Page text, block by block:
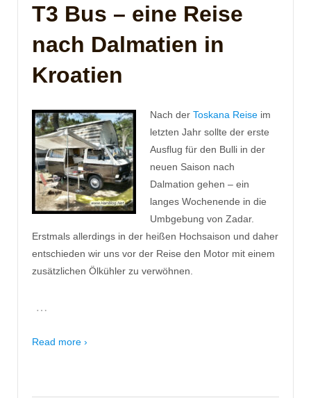
T3 Bus – eine Reise
nach Dalmatien in
Kroatien
Nach der Toskana Reise im
letzten Jahr sollte der erste
Ausflug für den Bulli in der
neuen Saison nach
Dalmation gehen – ein
langes Wochenende in die
Umbgebung von Zadar.
Erstmals allerdings in der heißen Hochsaison und daher
entschieden wir uns vor der Reise den Motor mit einem
zusätzlichen Ölkühler zu verwöhnen.
…
Read more ›